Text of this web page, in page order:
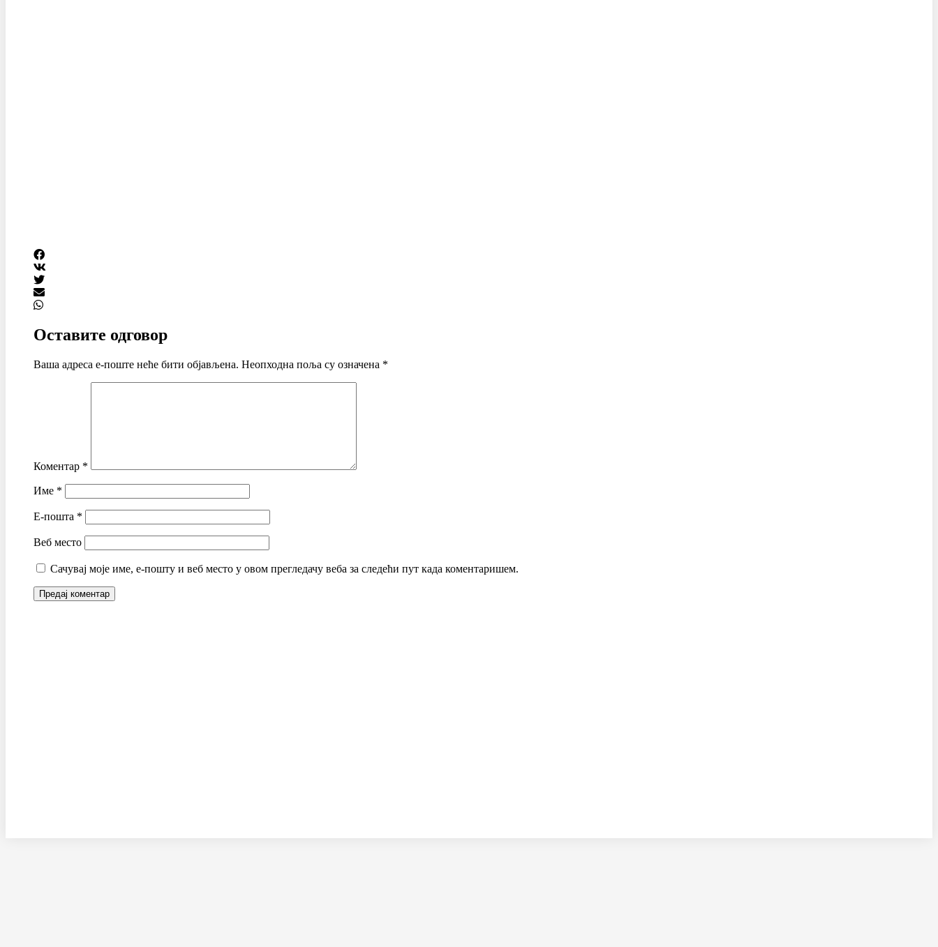
Оставите одговор
Ваша адреса е-поште неће бити објављена. Неопходна поља су означена *
Коментар *
Име *
Е-пошта *
Веб место
Сачувај моје име, е-пошту и веб место у овом прегледачу веба за следећи пут када коментаришем.